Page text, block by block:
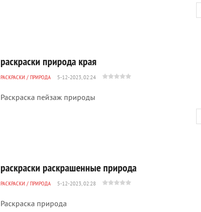
раскраски природа края
РАСКРАСКИ / ПРИРОДА 5-12-2023, 02:24
Раскраска пейзаж природы
раскраски раскрашенные природа
РАСКРАСКИ / ПРИРОДА 5-12-2023, 02:28
Раскраска природа